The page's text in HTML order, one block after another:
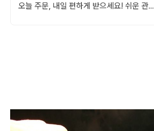
오늘 주문, 내일 편하게 받으세요! 쉬운 관리,